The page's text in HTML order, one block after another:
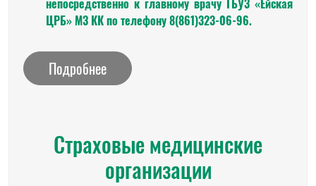
непосредственно к главному врачу ГБУЗ «Ейская
ЦРБ» МЗ КК по телефону 8(861)323-06-96.
Подробнее
Страховые медицинские
организации